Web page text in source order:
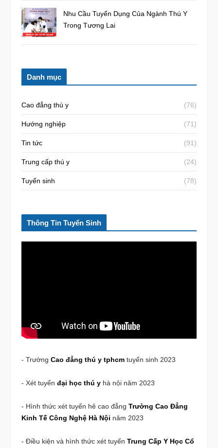
Nhu Cầu Tuyển Dụng Của Ngành Thú Y
Trong Tương Lai
Danh mục
Cao đẳng thú y (76)
Hướng nghiệp (71)
Tin tức (91)
Trung cấp thú y (24)
Tuyển sinh (78)
Thông Tin Tuyển Sinh
- Trường Cao đẳng thú y tphcm tuyển sinh 2023
- Xét tuyển đại học thú y hà nội năm 2023
- Hình thức xét tuyển hê cao đẳng Trường Cao Đẳng
Kinh Tế Công Nghệ Hà Nội năm 2023
- Điều kiện và hình thức xét tuyển Trung Cấp Y Học Cổ